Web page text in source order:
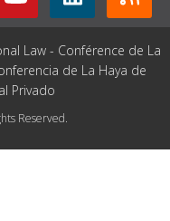
Law - Conférence de La
de La Haya de
Privado
Reserved.